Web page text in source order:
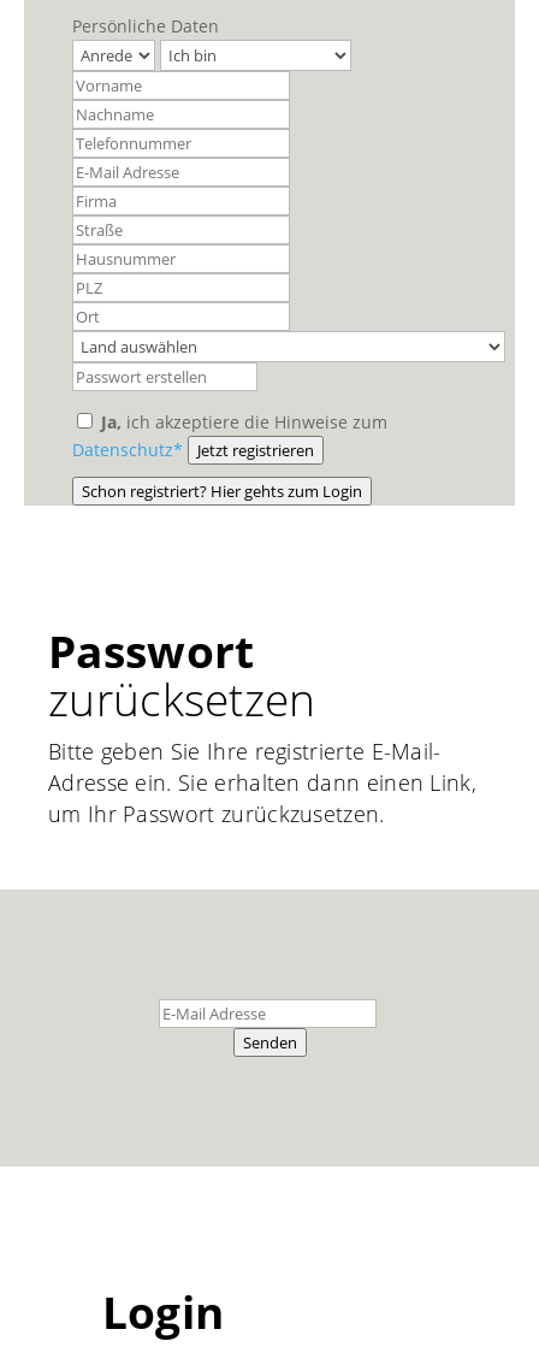
Persönliche Daten
Ja, ich akzeptiere die Hinweise zum
Datenschutz*
Jetzt registrieren
Schon registriert? Hier gehts zum Login
Passwort
zurücksetzen
Bitte geben Sie Ihre registrierte E-Mail-
Adresse ein. Sie erhalten dann einen Link,
um Ihr Passwort zurückzusetzen.
Senden
Login